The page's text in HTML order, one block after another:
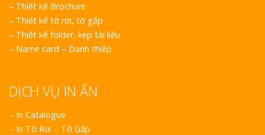
– Thiết kế Brochure
– Thiết kế tờ rơi, tờ gấp
– Thiết kế folder, kẹp tài liệu
– Name card – Danh thiếp
DỊCH VỤ IN ẤN
– In Catalogue
– In Tờ Rơi – Tờ Gấp